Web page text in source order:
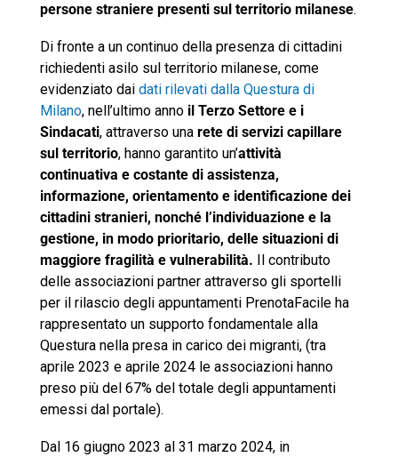
persone straniere presenti sul territorio milanese.
Di fronte a un continuo della presenza di cittadini
richiedenti asilo sul territorio milanese, come
evidenziato dai dati rilevati dalla Questura di
Milano, nell’ultimo anno il Terzo Settore e i
Sindacati, attraverso una rete di servizi capillare
sul territorio, hanno garantito un’attività
continuativa e costante di assistenza,
informazione, orientamento e identificazione dei
cittadini stranieri, nonché l’individuazione e la
gestione, in modo prioritario, delle situazioni di
maggiore fragilità e vulnerabilità. Il contributo
delle associazioni partner attraverso gli sportelli
per il rilascio degli appuntamenti PrenotaFacile ha
rappresentato un supporto fondamentale alla
Questura nella presa in carico dei migranti, (tra
aprile 2023 e aprile 2024 le associazioni hanno
preso più del 67% del totale degli appuntamenti
emessi dal portale).
Dal 16 giugno 2023 al 31 marzo 2024, in